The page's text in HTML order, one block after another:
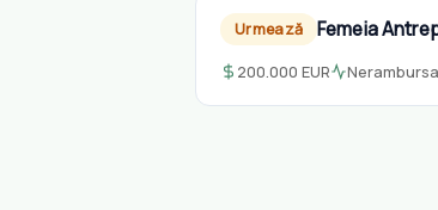
Urmează Femeia
200.000 EUR